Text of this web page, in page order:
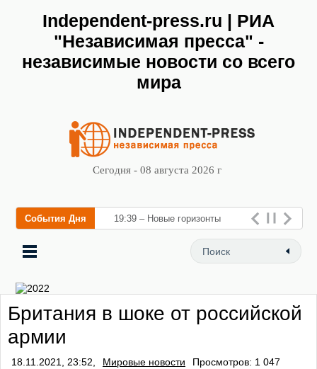
Independent-press.ru | РИА
"Независимая пресса" -
независимые новости со всего
мира
Сегодня - 08 августа 2026 г
События Дня 19:39 – Новые горизонты
флебологии: в Москве
открылся «Городской центр
Британия в шоке от российской
армии
18.11.2021, 23:52, Мировые новости
Просмотров: 1 047